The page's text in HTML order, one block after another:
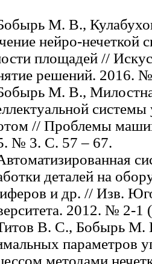
М. В.,
нейро-нечеткой
площадей //
решений. 2016.
М. В.,
// Проблемы
№ 3. С. 57 – 67.
деталей на
и др. // Изв.
2012. № 2-1
В. С., Бобырь
параметров